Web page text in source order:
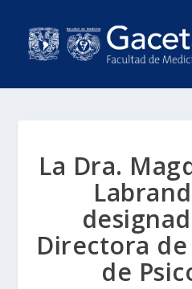
La Dra.
Directora
de